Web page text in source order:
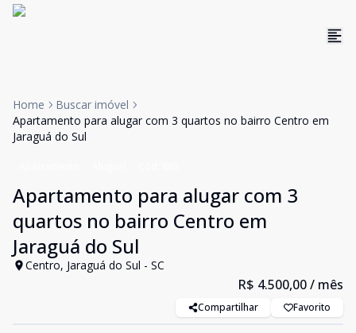
Home
Buscar imóvel
Apartamento para alugar com 3 quartos no bairro Centro em
Jaraguá do Sul
Apartamento para alugar com 3
quartos no bairro Centro em
Jaraguá do Sul
Centro, Jaraguá do Sul - SC
R$ 4.500,00/ mês
Compartilhar Favorito